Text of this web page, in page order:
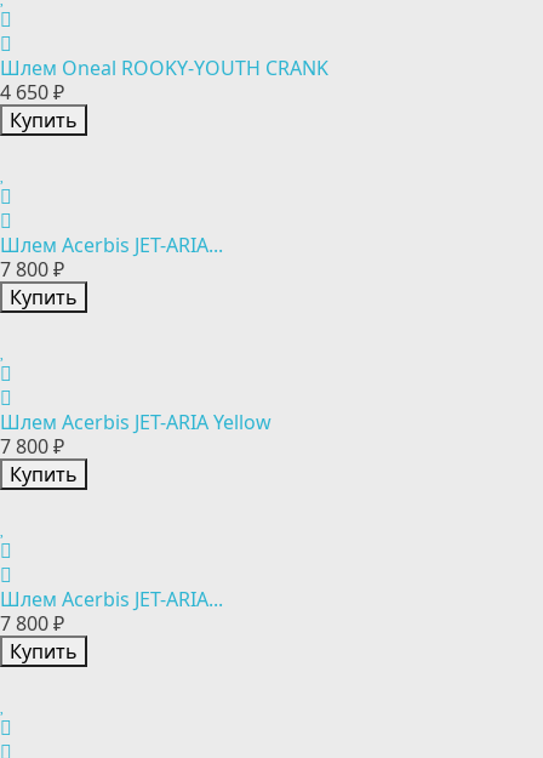
Шлем Oneal ROOKY-YOUTH CRANK
4 650 ₽
Купить
Шлем Acerbis JET-ARIA...
7 800 ₽
Купить
Шлем Acerbis JET-ARIA Yellow
7 800 ₽
Купить
Шлем Acerbis JET-ARIA...
7 800 ₽
Купить